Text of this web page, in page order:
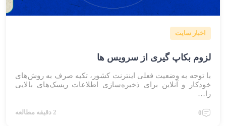
اخبار سایت
لزوم بکاپ گیری از سرویس ها
با توجه به وضعیت فعلی اینترنت کشور، تکیه صرف به روش‌های
خودکار و آنلاین برای ذخیره‌سازی اطلاعات ریسک‌های بالایی
را…
0 2 دقیقه مطالعه